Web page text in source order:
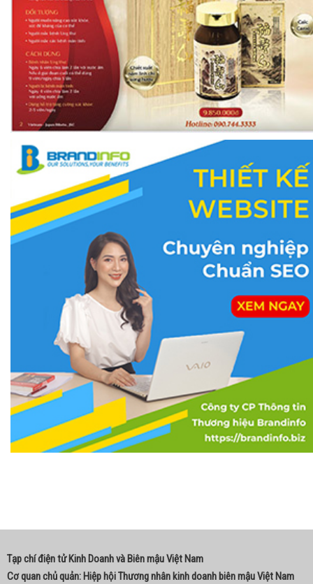
Tạp chí điện tử Kinh Doanh và Biên mậu Việt Nam
Cơ quan chủ quản: Hiệp hội Thương nhân kinh doanh biên mậu Việt Nam